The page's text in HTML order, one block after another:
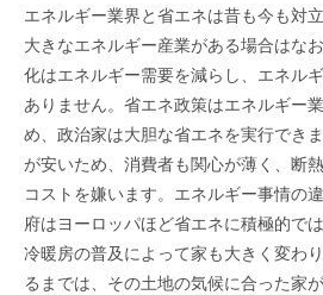
エネルギー業界と省エネは昔も今も対
大きなエネルギー産業がある場合はな
化はエネルギー需要を減らし、エネル
ありません。省エネ政策はエネルギー
め、政治家は大胆な省エネを実行でき
が安いため、消費者も関心が薄く、断
コストを嫌います。エネルギー事情の
府はヨーロッパほど省エネに積極的では
冷暖房の普及によって家も大きく変わ
るまでは、その土地の気候に合った家